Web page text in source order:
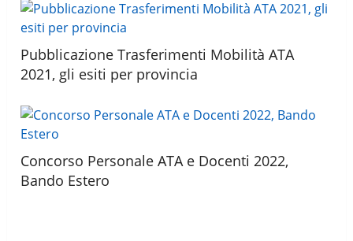
Pubblicazione Trasferimenti Mobilità ATA
2021, gli esiti per provincia
Concorso Personale ATA e Docenti 2022,
Bando Estero